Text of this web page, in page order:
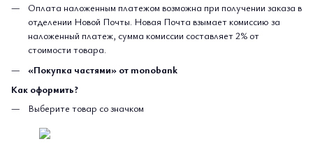
Оплата наложенным платежом возможна при получении заказа в
отделении Новой Почты. Новая Почта взымает комиссию за
наложенный платеж, сумма комиссии составляет 2% от
стоимости товара.
«Покупка частями» от monobank
Как оформить?
Выберите товар со значком